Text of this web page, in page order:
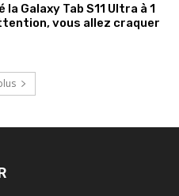
la Galaxy Tab S11 Ultra à 1
vous allez craquer